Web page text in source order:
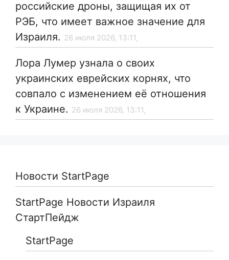
российские дроны, защищая их от
РЭБ, что имеет важное значение для
Израиля. 26 июля 2026, 13:11,
Лора Лумер узнала о своих
украинских еврейских корнях, что
совпало с изменением её отношения
к Украине. 26 июля 2026, 13:11,
Новости StartPage
StartPage Новости Израиля
СтартПейдж
StartPage